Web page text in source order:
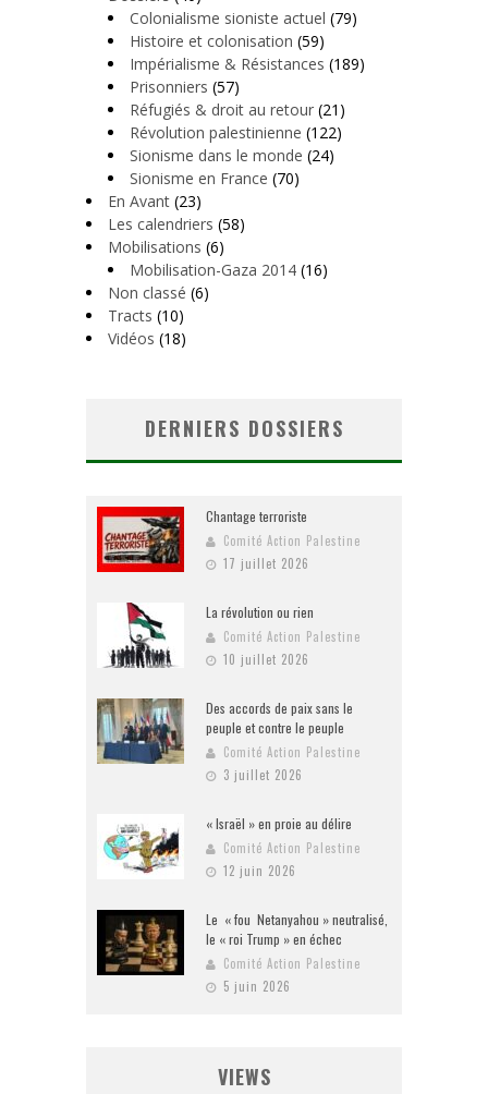
Colonialisme sioniste actuel (79)
Histoire et colonisation (59)
Impérialisme & Résistances (189)
Prisonniers (57)
Réfugiés & droit au retour (21)
Révolution palestinienne (122)
Sionisme dans le monde (24)
Sionisme en France (70)
En Avant (23)
Les calendriers (58)
Mobilisations (6)
Mobilisation-Gaza 2014 (16)
Non classé (6)
Tracts (10)
Vidéos (18)
DERNIERS DOSSIERS
Chantage terroriste
Comité Action Palestine
17 juillet 2026
La révolution ou rien
Comité Action Palestine
10 juillet 2026
Des accords de paix sans le
peuple et contre le peuple
Comité Action Palestine
3 juillet 2026
« Israël » en proie au délire
Comité Action Palestine
12 juin 2026
Le « fou Netanyahou » neutralisé,
le « roi Trump » en échec
Comité Action Palestine
5 juin 2026
VIEWS